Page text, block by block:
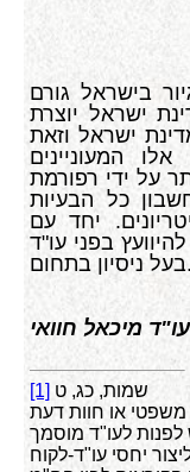
בישראל גורם
ישראל יוצרת
ישראל וזאת
המעוניינים
על ידי רפורמת
כל הבעיות
יחד עם
בפני עו"ד
בעל ניסיון בתחום.
מיכאל חוואי
[1] שמות, כג, ט
משפטי או חוות דעת
לעו"ד מוסמך
יחסי עו"ד-לקוח